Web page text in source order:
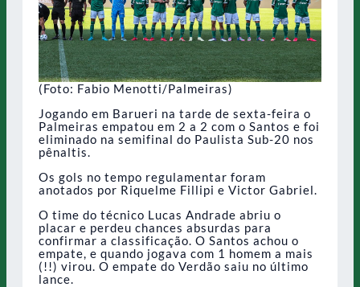
(Foto: Fabio Menotti/Palmeiras)
Jogando em Barueri na tarde de sexta-feira o
Palmeiras empatou em 2 a 2 com o Santos e foi
eliminado na semifinal do Paulista Sub-20 nos
pênaltis.
Os gols no tempo regulamentar foram
anotados por Riquelme Fillipi e Victor Gabriel.
O time do técnico Lucas Andrade abriu o
placar e perdeu chances absurdas para
confirmar a classificação. O Santos achou o
empate, e quando jogava com 1 homem a mais
(!!) virou. O empate do Verdão saiu no último
lance.